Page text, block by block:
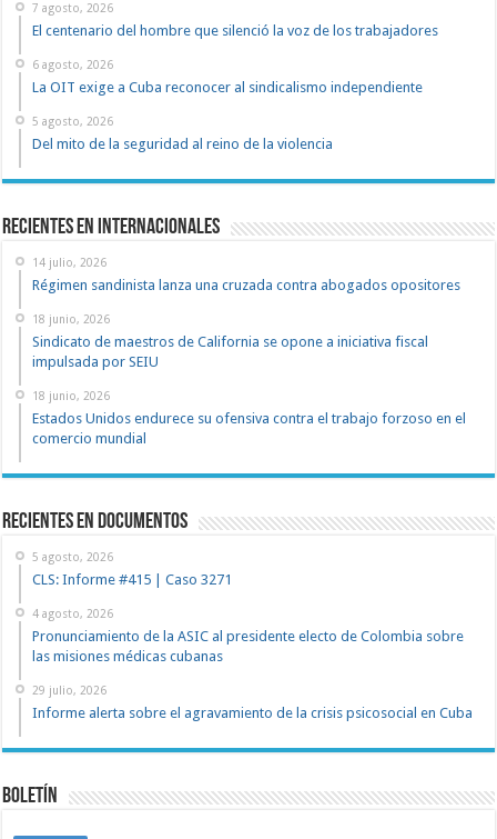
7 agosto, 2026
El centenario del hombre que silenció la voz de los trabajadores
6 agosto, 2026
La OIT exige a Cuba reconocer al sindicalismo independiente
5 agosto, 2026
Del mito de la seguridad al reino de la violencia
Recientes en Internacionales
14 julio, 2026
Régimen sandinista lanza una cruzada contra abogados opositores
18 junio, 2026
Sindicato de maestros de California se opone a iniciativa fiscal
impulsada por SEIU
18 junio, 2026
Estados Unidos endurece su ofensiva contra el trabajo forzoso en el
comercio mundial
recientes en documentos
5 agosto, 2026
CLS: Informe #415 | Caso 3271
4 agosto, 2026
Pronunciamiento de la ASIC al presidente electo de Colombia sobre
las misiones médicas cubanas
29 julio, 2026
Informe alerta sobre el agravamiento de la crisis psicosocial en Cuba
Boletín